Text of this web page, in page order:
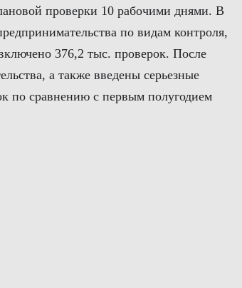
проверки 10 рабочими днями. В
по видам контроля,
376,2 тыс. проверок. После
а также введены серьезные
по сравнению с первым полугодием